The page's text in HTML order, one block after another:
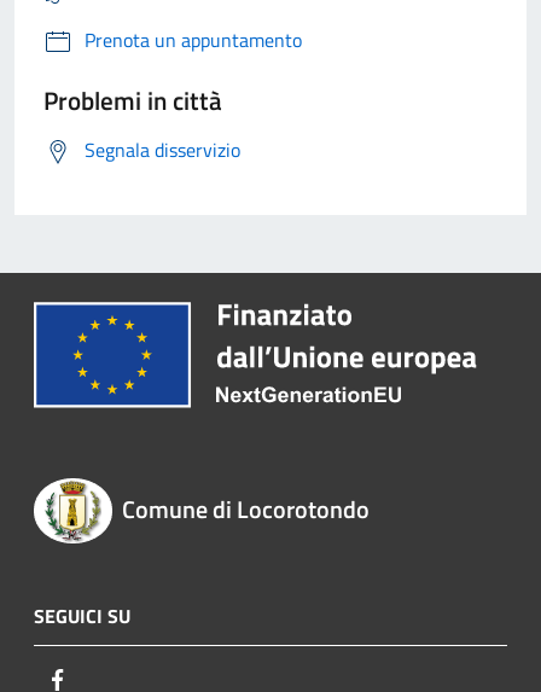
Prenota un appuntamento
Problemi in città
Segnala disservizio
Comune di Locorotondo
SEGUICI SU